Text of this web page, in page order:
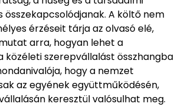
összekapcsolódjanak. A költő nem
érzéseit tárja az olvasó elé,
arra, hogyan lehet a
közéleti szerepvállalást összhangba
hogy a nemzet
az egyének együttműködésén,
keresztül valósulhat meg.